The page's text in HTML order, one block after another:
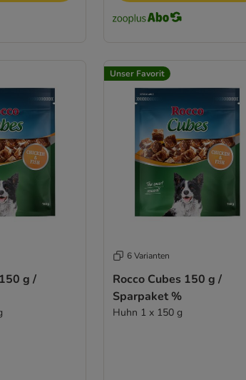
g /
Unser Favorit
6 Varianten
Rocco Cubes 150 g /
Sparpaket %
Huhn 1 x 150 g